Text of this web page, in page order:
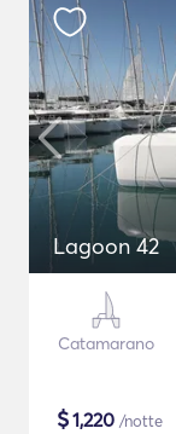
Lagoon 42
Catamarano
$1,220 /notte